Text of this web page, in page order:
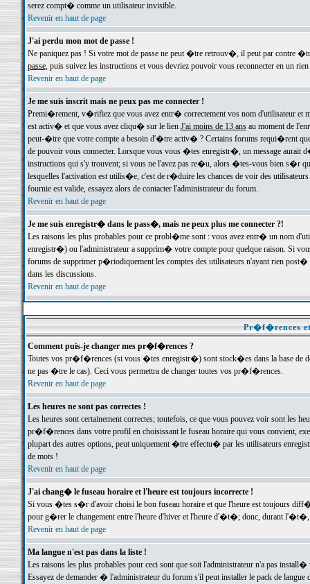
serez compt� comme un utilisateur invisible.
Revenir en haut de page
J'ai perdu mon mot de passe !
Ne paniquez pas ! Si votre mot de passe ne peut �tre retrouv�, il peut par contre
passe, puis suivez les instructions et vous devriez pouvoir vous reconnecter en un rien
Revenir en haut de page
Je me suis inscrit mais ne peux pas me connecter !
Premi�rement, v�rifiez que vous avez entr� correctement vos nom d'utilisateur
est activ� et que vous avez cliqu� sur le lien J'ai moins de 13 ansau moment de
peut-�tre que votre compte a besoin d'�tre activ� ? Certains forums requi�rent
de pouvoir vous connecter. Lorsque vous vous �tes enregistr�, un message aurait
instructions qui s'y trouvent; si vous ne l'avez pas re�u, alors �tes-vous bien s�r
lesquelles l'activation est utilis�e, c'est de r�duire les chances de voir des
fournie est valide, essayez alors de contacter l'administrateur du forum.
Revenir en haut de page
Je me suis enregistr� dans le pass�, mais ne peux plus me connecter ?!
Les raisons les plus probables pour ce probl�me sont : vous avez entr� un nom
enregistr�) ou l'administrateur a supprim� votre compte pour quelque raison. Si
forums de supprimer p�riodiquement les comptes des utilisateurs n'ayant rien
dans les discussions.
Revenir en haut de page
Pr�f�rences
Comment puis-je changer mes pr�f�rences ?
Toutes vos pr�f�rences (si vous �tes enregistr�) sont stock�es dans la base de
ne pas �tre le cas). Ceci vous permettra de changer toutes vos pr�f�rences.
Revenir en haut de page
Les heures ne sont pas correctes !
Les heures sont certainement correctes; toutefois, ce que vous pouvez voir sont
pr�f�rences dans votre profil en choisissant le fuseau horaire qui vous convient,
plupart des autres options, peut uniquement �tre effectu� par les utilisateurs
de mots !
Revenir en haut de page
J'ai chang� le fuseau horaire et l'heure est toujours incorrecte !
Si vous �tes s�r d'avoir choisi le bon fuseau horaire et que l'heure est toujours
pour g�rer le changement entre l'heure d'hiver et l'heure d'�t�; donc, durant
Revenir en haut de page
Ma langue n'est pas dans la liste !
Les raisons les plus probables pour ceci sont que soit l'administrateur n'a pas
Essayez de demander � l'administrateur du forum s'il peut installer le pack de